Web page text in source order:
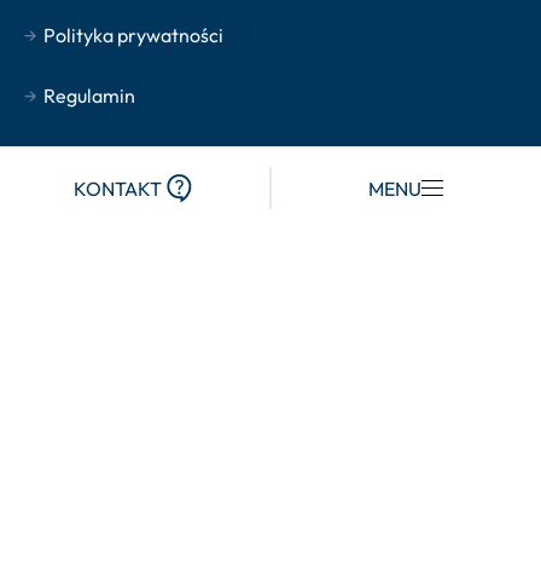
Polityka prywatności
Regulamin
NASZE OBIEKTY
Kontakt
DE
KONTAKT MENU